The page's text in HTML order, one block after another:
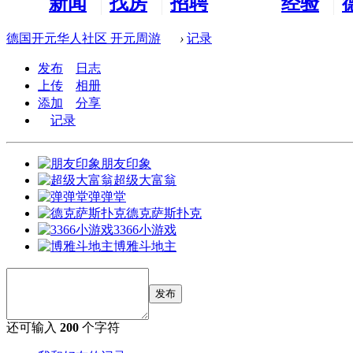
德国开元华人社区 开元周游 › 记录
发布
日志
上传
相册
添加
分享
记录
朋友印象
超级大富翁
弹弹堂
德克萨斯扑克
3366小游戏
博雅斗地主
发布
还可输入 200 个字符